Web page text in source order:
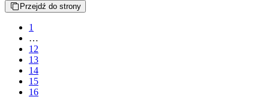
Przejdź do strony
1
…
12
13
14
15
16